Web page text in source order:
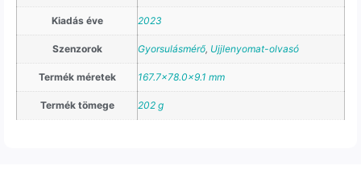
Kiadás éve 2023
Szenzorok Gyorsulásmérő, Ujjlenyomat-olvasó
Termék méretek 167.7×78.0x9.1 mm
Termék tömege 202 g